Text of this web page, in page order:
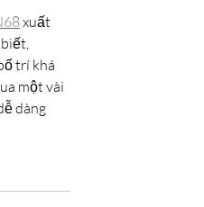
xuất
trí khá
một vài
dàng